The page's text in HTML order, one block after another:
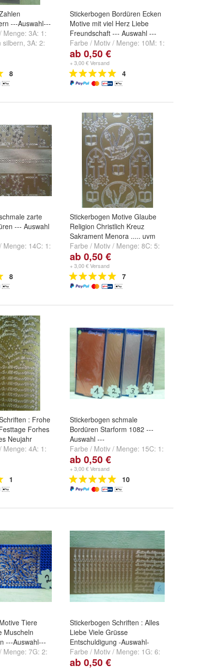
---Auswahl---
Menge: 3A: 1:
silbern, 3A: 2:
8
Stickerbogen Bordüren Ecken
Motive mit viel Herz Liebe
Freundschaft --- Auswahl ---
Farbe / Motiv / Menge: 10M: 1:
pickup 670 gold
pickup 670 silber
pickup 420 gold und
ab 0,50 €
+ 3,00 € Versand
4
zarte
--- Auswahl
Menge: 14C: 1:
2: Starform
3: Starform
weitere ...
8
Stickerbogen Motive Glaube
Religion Christlich Kreuz
Sakrament Menora ..... uvm
Farbe / Motiv / Menge: 8C: 5:
2166 silber ,8C: 10: AP 151
silber,8C: 11: silber
weitere ...
ab 0,50 €
+ 3,00 € Versand
7
: Frohe
Forhes
Neujahr
Menge: 4A: 1:
2: 314 silber
golden
1
Stickerbogen schmale
Bordüren Starform 1082 ---
Auswahl ---
Farbe / Motiv / Menge: 15C: 1:
kupfer, 15C: 2: gold
silberundweitere ...
ab 0,50 €
+ 3,00 € Versand
10
Tiere
Muscheln
---Auswahl---
Menge: 7G: 2:
Stickerbogen Schriften : Alles
Liebe Viele Grüsse
Entschuldigung -Auswahl-
Farbe / Motiv / Menge: 1G: 6:
1015 gold, 1G: 7: 1015 silber
ab 0,50 €